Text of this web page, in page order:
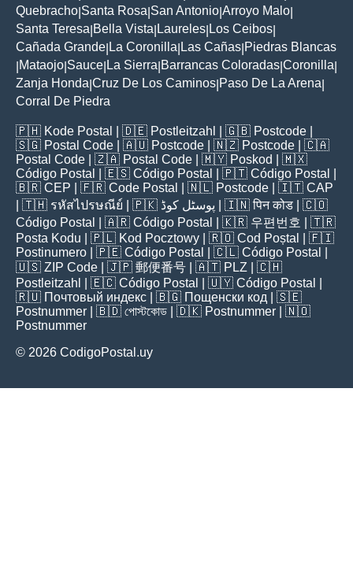
Quebracho Santa Rosa San Antonio Arroyo Malo
Santa Teresa Bella Vista Laureles Los Ceibos
Cañada Grande La Coronilla Las Cañas Piedras Blancas
Mataojo Sauce La Sierra Barrancas Coloradas Coronilla
Zanja Honda Cruz De Los Caminos Paso De La Arena
Corral De Piedra
🇵🇭 Kode Postal | 🇩🇪 Postleitzahl | 🇬🇧 Postcode
🇸🇬 Postal Code | 🇦🇺 Postcode | 🇳🇿 Postcode | 🇨🇦
Postal Code | 🇿🇦 Postal Code | 🇲🇾 Poskod
| 🇲🇽
Código Postal
| 🇪🇸 Código Postal | 🇵🇹 Código Postal
🇧🇷 CEP | 🇫🇷 Code Postal | 🇳🇱 Postcode | 🇮🇹 CAP
| 🇹🇭 รหัสไปรษณีย์ | 🇵🇰 پوسٹل کوڈ | 🇮🇳पिन कोड | 🇨🇴
Código Postal
| 🇦🇷 Código Postal | 🇰🇷 우편번호
| 🇹🇷
Posta Kodu | 🇵🇱 Kod Pocztowy | 🇷🇴 Cod Poștal
| 🇫🇮
Postinumero | 🇵🇪 Código Postal | 🇨🇱 Código Postal
🇺🇸 ZIP Code | 🇯🇵 郵便番号 | 🇦🇹 PLZ | 🇨🇭
Postleitzahl
| 🇪🇨 Código Postal | 🇺🇾 Código Postal
🇷🇺 Почтовый индекс | 🇧🇬 Пощенски код | 🇸🇪
Postnummer | 🇧🇩 পোস্টকোড | 🇩🇰 Postnummer | 🇳🇴
Postnummer
© 2026 CodigoPostal.uy